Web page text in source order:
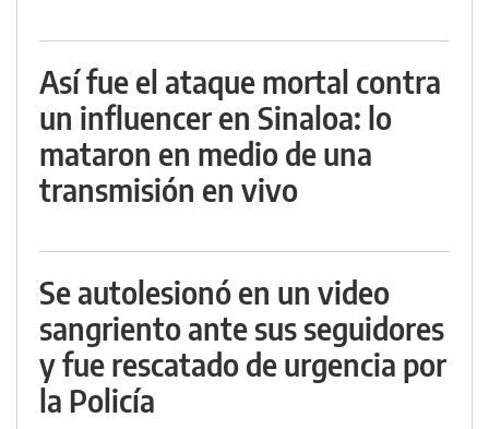
Así fue el ataque mortal contra
un influencer en Sinaloa: lo
mataron en medio de una
transmisión en vivo
Se autolesionó en un video
sangriento ante sus seguidores
y fue rescatado de urgencia por
la Policía